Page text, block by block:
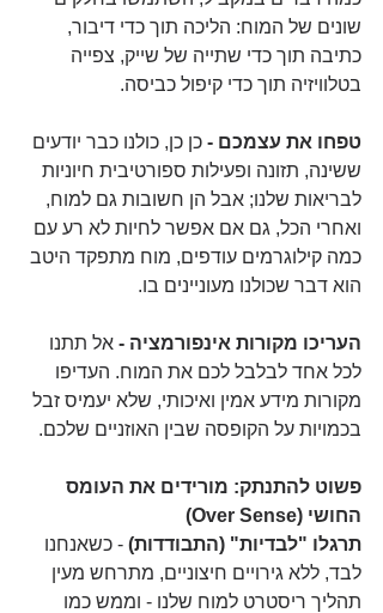
שונים של המוח: הליכה תוך כדי דיבור,
כתיבה תוך כדי שתייה של שייק, צפייה
בטלוויזיה תוך כדי קיפול כביסה.
טפחו את עצמכם - כן כן, כולנו כבר יודעים
ששינה, תזונה ופעילות ספורטיבית חיוניות
לבריאות שלנו; אבל הן חשובות גם למוח,
ואחרי הכל, גם אם אפשר לחיות לא רע עם
כמה קילוגרמים עודפים, מוח מתפקד היטב
הוא דבר שכולנו מעוניינים בו.
העריכו מקורות אינפורמציה - אל תתנו
לכל אחד לבלבל לכם את המוח. העדיפו
מקורות מידע אמין ואיכותי, שלא יעמיס זבל
בכמויות על הקופסה שבין האוזניים שלכם.
פשוט להתנתק: מורידים את העומס
החושי (Over Sense)
תרגלו "לבדיות" (התבודדות) - כשאנחנו
לבד, ללא גירויים חיצוניים, מתרחש מעין
תהליך ריסטרט למוח שלנו - וממש כמו